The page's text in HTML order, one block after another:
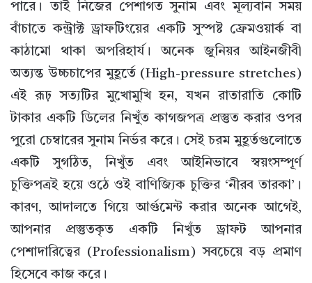
পারে। তাই নিজের পেশাগত সুনাম এবং মূল্যবান সময়
বাঁচাতে কন্ট্রাক্ট ড্রাফটিংয়ের একটি সুস্পষ্ট ফ্রেমওয়ার্ক বা
কাঠামো থাকা অপরিহার্য। অনেক জুনিয়র আইনজীবী
অত্যন্ত উচ্চচাপের মুহূর্তে (High-pressure stretches)
এই রূঢ় সত্যটির মুখোমুখি হন, যখন রাতারাতি কোটি
টাকার একটি ডিলের নিখুঁত কাগজপত্র প্রস্তুত করার ওপর
পুরো চেম্বারের সুনাম নির্ভর করে। সেই চরম মুহূর্তগুলোতে
একটি সুগঠিত, নিখুঁত এবং আইনিভাবে স্বয়ংসম্পূর্ণ
চুক্তিপত্রই হয়ে ওঠে ওই বাণিজ্যিক চুক্তির ‘নীরব তারকা’।
কারণ, আদালতে গিয়ে আর্গুমেন্ট করার অনেক আগেই,
আপনার প্রস্তুতকৃত একটি নিখুঁত ড্রাফট আপনার
পেশাদারিত্বের (Professionalism) সবচেয়ে বড় প্রমাণ
হিসেবে কাজ করে।